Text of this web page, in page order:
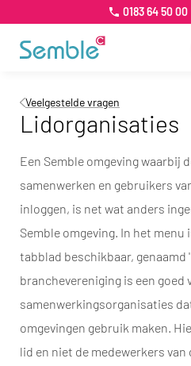
0183 64 50 00
Veelgestelde vragen
Lidorganisaties
Een Semble omgeving waarbij
samenwerken en gebruikers
inloggen, is net wat anders
Semble omgeving. In het menu
tabblad beschikbaar, genaamd
branchevereniging is een goed
samenwerkingsorganisaties
omgevingen gebruik maken.
lid en niet de medewerkers